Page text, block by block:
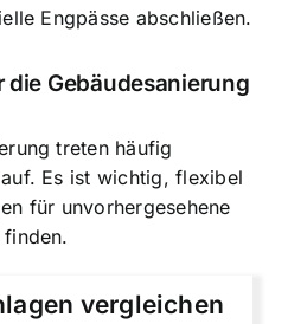
Engpässe abschließen.
Gebäudesanierung
treten häufig
Es ist wichtig, flexibel
für unvorhergesehene
vergleichen